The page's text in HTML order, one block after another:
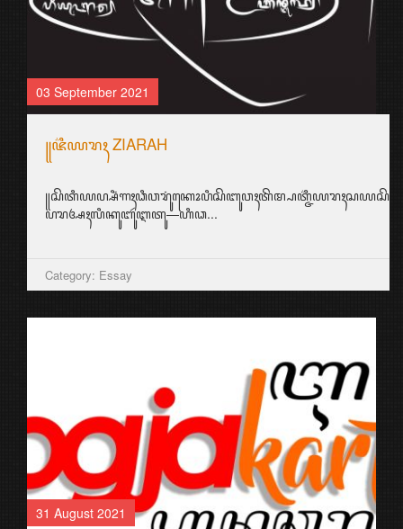
03 September 2021
꧋ꦗ꦳ꦶꦪꦫꦃ ZIARAH
ꦥꦫꦄꦃꦭꦶꦏꦸꦧꦸꦂꦆꦠꦸ—ꦲꦶꦣ...
Category: Essay
31 August 2021